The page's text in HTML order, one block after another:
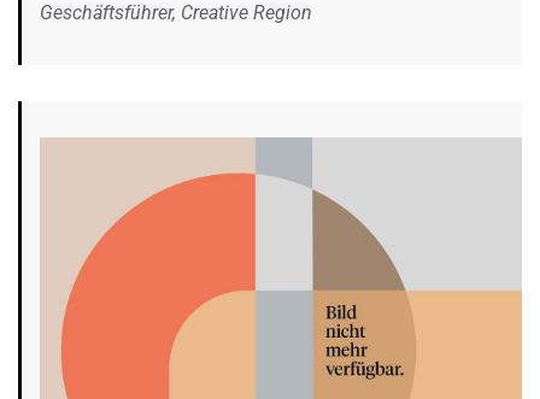
Geschäftsführer, Creative Region